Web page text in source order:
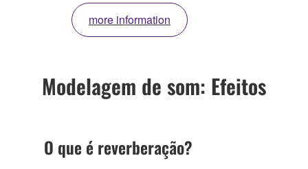
more information
Modelagem de som: Efeitos
O que é reverberação?